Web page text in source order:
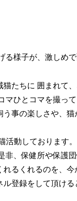
る様子が、激しめ
たちに 囲まれて
ひとコマを撮って
事の楽しさや、
活動しております。
、保健所や保護
るくれるのを、今
登録をして頂ける